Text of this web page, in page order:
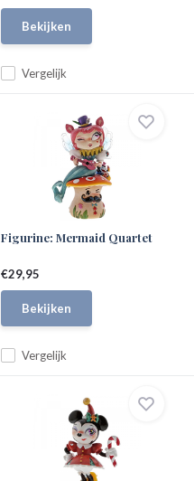
Vergelijk
Bekijken
Figurine: Mermaid Quartet
Vergelijk
€29,95
Bekijken